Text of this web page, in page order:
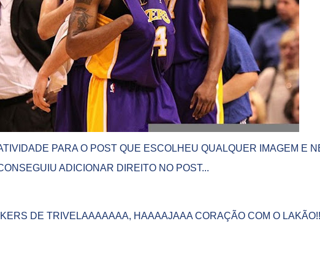
PARA O POST QUE ESCOLHEU QUALQUER IMAGEM E
ADICIONAR DIREITO NO POST...
DE TRIVELAAAAAAA, HAAAAJAAA CORAÇÃO COM O